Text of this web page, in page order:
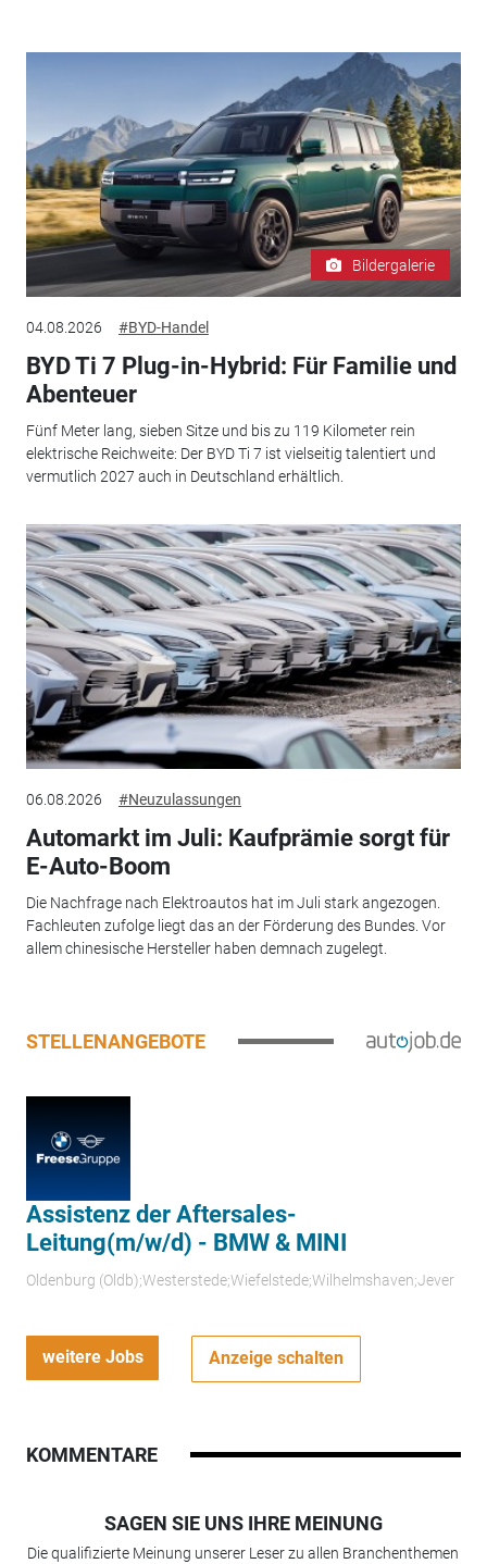
Bildergalerie
04.08.2026 #BYD-Handel
BYD Ti 7 Plug-in-Hybrid: Für Familie und
Abenteuer
Fünf Meter lang, sieben Sitze und bis zu 119 Kilometer rein
elektrische Reichweite: Der BYD Ti 7 ist vielseitig talentiert und
vermutlich 2027 auch in Deutschland erhältlich.
06.08.2026 #Neuzulassungen
Automarkt im Juli: Kaufprämie sorgt für
E-Auto-Boom
Die Nachfrage nach Elektroautos hat im Juli stark angezogen.
Fachleuten zufolge liegt das an der Förderung des Bundes. Vor
allem chinesische Hersteller haben demnach zugelegt.
STELLENANGEBOTE
Assistenz der Aftersales-
Leitung(m/w/d) - BMW & MINI
Oldenburg (Oldb);Westerstede;Wiefelstede;Wilhelmshaven;Jever
weitere Jobs Anzeige schalten
KOMMENTARE
SAGEN SIE UNS IHRE MEINUNG
Die qualifizierte Meinung unserer Leser zu allen Branchenthemen